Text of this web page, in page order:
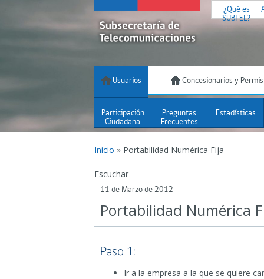
¿Qué es
SUBTEL?
Usuarios Concesionarios y
Participación
Ciudadana
Preguntas
Frecuentes
Estadísticas
Inicio » Portabilidad Numérica Fija
Escuchar
11 de Marzo de 2012
Portabilidad Numérica
Paso 1:
Ir a la empresa a la que se quiere